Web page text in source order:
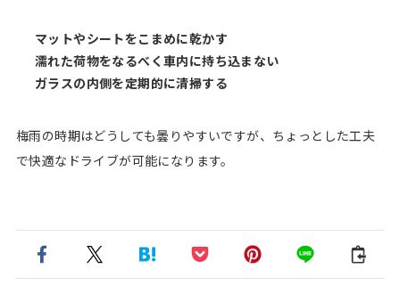
マットやシートをこまめに乾かす
濡れた荷物をなるべく車内に持ち込まない
ガラスの内側を定期的に清掃する
梅雨の時期はどうしても曇りやすいですが、ちょっとした工夫
で快適なドライブが可能になります。